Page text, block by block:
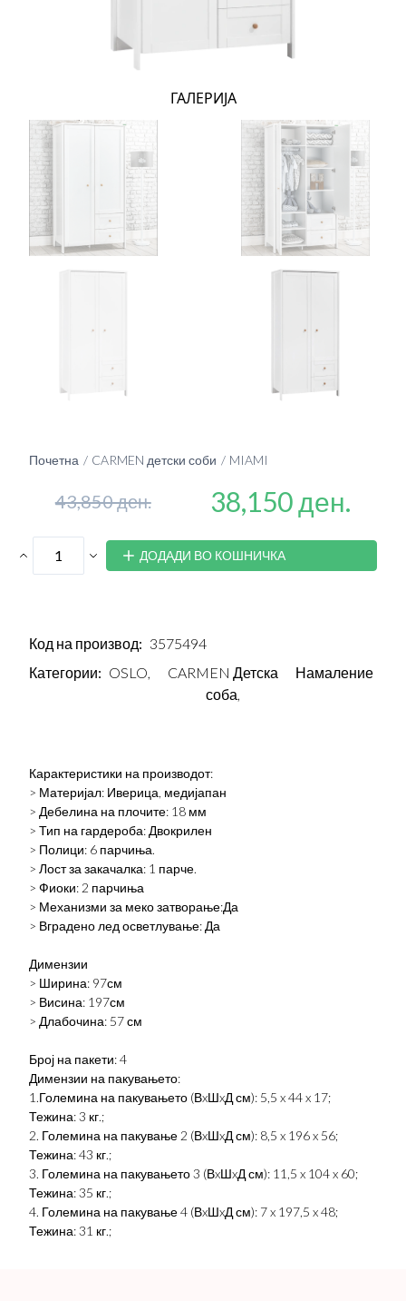
ГАЛЕРИЈА
Почетна CARMEN детски соби MIAMI
43,850 ден. 38,150 ден.
ДОДАДИ ВО КОШНИЧКА
Код на производ: 3575494
Категории: OSLO,
CARMEN Детска
соба,
Намаление
Карактеристики на производот:
> Материјал: Иверица, медијапан
> Дебелина на плочите: 18 мм
> Тип на гардероба: Двокрилен
> Полици: 6 парчиња.
> Лост за закачалка: 1 парче.
> Фиоки: 2 парчиња
> Механизми за меко затворање:Да
> Вградено лед осветлување: Да
Димензии
> Ширина: 97см
> Висина: 197см
> Длабочина: 57 см
Број на пакети: 4
Димензии на пакувањето:
1.Големина на пакувањето (ВxШxД см): 5,5 x 44 x 17;
Тежина: 3 кг.;
2. Големина на пакување 2 (ВxШxД см): 8,5 x 196 x 56;
Тежина: 43 кг.;
3. Големина на пакувањето 3 (ВxШxД см): 11,5 x 104 x 60;
Тежина: 35 кг.;
4. Големина на пакување 4 (ВxШxД см): 7 x 197,5 x 48;
Тежина: 31 кг.;